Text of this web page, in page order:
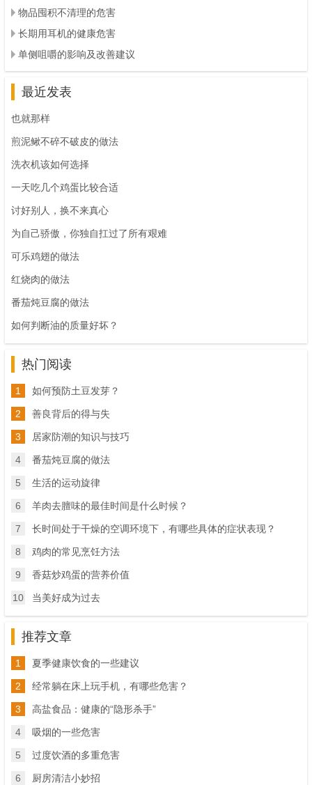
物品囤积不清理的危害
长期用耳机的健康危害
单侧咀嚼的影响及改善建议
最近发表
也就那样
煎泥鳅不碎不破皮的做法
洗衣机该如何选择
一天吃几个鸡蛋比较合适
讨好别人，换不来真心
为自己骄傲，你独自扛过了所有艰难
可乐鸡翅的做法
红烧肉的做法
番茄炖豆腐的做法
如何判断油的质量好坏？
热门阅读
1 如何预防土豆发芽？
2 善良背后的得与失
3 居家防潮的知识与技巧
4 番茄炖豆腐的做法
5 生活的运动旋律
6 羊肉去膻味的最佳时间是什么时候？
7 长时间处于干燥的空调环境下，有哪些具体的症状表现？
8 鸡肉的常见烹饪方法
9 香菇炒鸡蛋的营养价值
10 当美好成为过去
推荐文章
1 夏季健康饮食的一些建议
2 经常躺在床上玩手机，有哪些危害？
3 高盐食品：健康的“隐形杀手”
4 吸烟的一些危害
5 过度饮酒的多重危害
6 厨房清洁小妙招